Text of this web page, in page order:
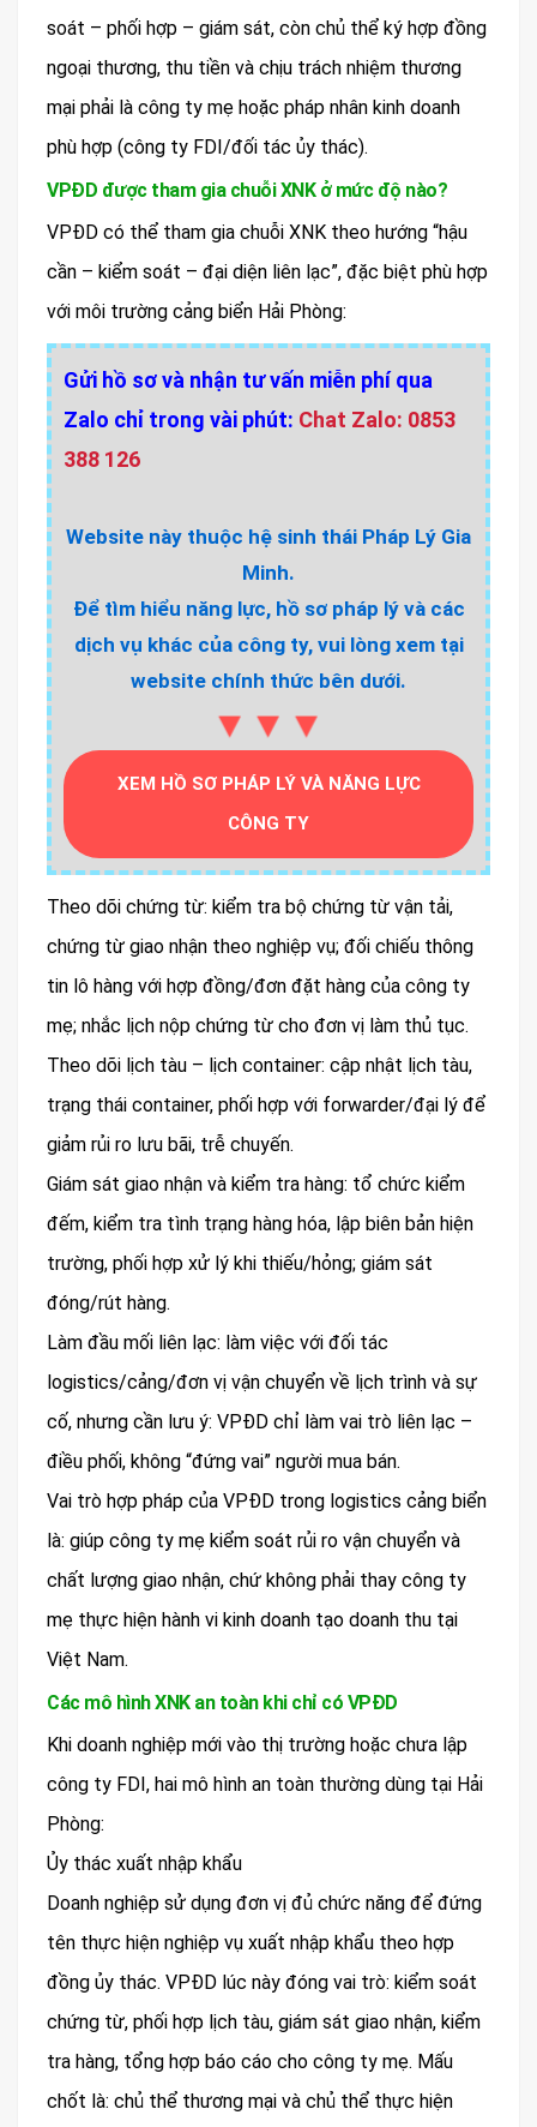
soát – phối hợp – giám sát, còn chủ thể ký hợp đồng
ngoại thương, thu tiền và chịu trách nhiệm thương
mại phải là công ty mẹ hoặc pháp nhân kinh doanh
phù hợp (công ty FDI/đối tác ủy thác).
VPĐD được tham gia chuỗi XNK ở mức độ nào?
VPĐD có thể tham gia chuỗi XNK theo hướng “hậu
cần – kiểm soát – đại diện liên lạc”, đặc biệt phù hợp
với môi trường cảng biển Hải Phòng:
Gửi hồ sơ và nhận tư vấn miễn phí qua
Zalo chỉ trong vài phút: Chat Zalo: 0853
388 126
Website này thuộc hệ sinh thái Pháp Lý Gia
Minh.
Để tìm hiểu năng lực, hồ sơ pháp lý và các
dịch vụ khác của công ty, vui lòng xem tại
website chính thức bên dưới.
▼▼▼
XEM HỒ SƠ PHÁP LÝ VÀ NĂNG LỰC
CÔNG TY
Theo dõi chứng từ: kiểm tra bộ chứng từ vận tải,
chứng từ giao nhận theo nghiệp vụ; đối chiếu thông
tin lô hàng với hợp đồng/đơn đặt hàng của công ty
mẹ; nhắc lịch nộp chứng từ cho đơn vị làm thủ tục.
Theo dõi lịch tàu – lịch container: cập nhật lịch tàu,
trạng thái container, phối hợp với forwarder/đại lý để
giảm rủi ro lưu bãi, trễ chuyến.
Giám sát giao nhận và kiểm tra hàng: tổ chức kiểm
đếm, kiểm tra tình trạng hàng hóa, lập biên bản hiện
trường, phối hợp xử lý khi thiếu/hỏng; giám sát
đóng/rút hàng.
Làm đầu mối liên lạc: làm việc với đối tác
logistics/cảng/đơn vị vận chuyển về lịch trình và sự
cố, nhưng cần lưu ý: VPĐD chỉ làm vai trò liên lạc –
điều phối, không “đứng vai” người mua bán.
Vai trò hợp pháp của VPĐD trong logistics cảng biển
là: giúp công ty mẹ kiểm soát rủi ro vận chuyển và
chất lượng giao nhận, chứ không phải thay công ty
mẹ thực hiện hành vi kinh doanh tạo doanh thu tại
Việt Nam.
Các mô hình XNK an toàn khi chỉ có VPĐD
Khi doanh nghiệp mới vào thị trường hoặc chưa lập
công ty FDI, hai mô hình an toàn thường dùng tại Hải
Phòng:
Ủy thác xuất nhập khẩu
Doanh nghiệp sử dụng đơn vị đủ chức năng để đứng
tên thực hiện nghiệp vụ xuất nhập khẩu theo hợp
đồng ủy thác. VPĐD lúc này đóng vai trò: kiểm soát
chứng từ, phối hợp lịch tàu, giám sát giao nhận, kiểm
tra hàng, tổng hợp báo cáo cho công ty mẹ. Mấu
chốt là: chủ thể thương mại và chủ thể thực hiện